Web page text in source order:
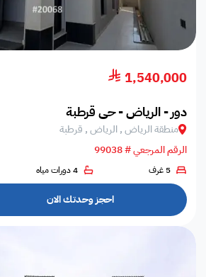
1,540,000
دور - الرياض - حي قرطبة
منطقة الرياض , الرياض , قرطبة
الرقم المرجعي # 99038
5 غرف 4 دورات مياه
احجز وحدتك الان